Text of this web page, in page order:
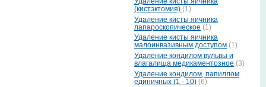
(кистэктомия) (1)
Удаление кисты яичника
лапароскопическое (1)
Удаление кисты яичника
малоинвазивным доступом (1)
Удаление кондилом вульвы и
влагалища медикаментозное (3)
Удаление кондилом, папиллом
единичных (1 - 10) (6)